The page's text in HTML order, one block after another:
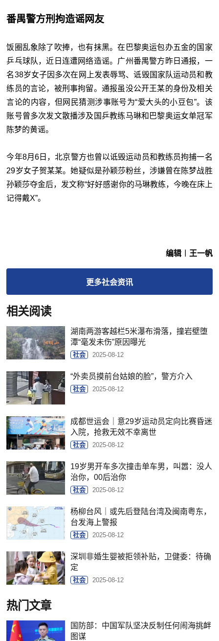
番禺警方刑拘造谣网友
饭圈乱象除了吹捧，也有抹黑。在巴黎奥运包办五金的国家
乒乓球队，近日连遭网络造谣。广州番禺警方昨日通报，一
名38岁女子因多次在网上发表辱骂、诋毁国家队运动员和教
练员的言论，被刑事拘留。通报虽没公开王某的身份及相关
言论的内容，但网民猜测涉事账号为“爱大头的小豆包”。该
账号曾多次发文散播涉及国乒教练马琳和巴黎奥运女单冠军
陈梦的黄谣。
今年8月6日，北京警方也曾以诋毁运动员和教练员拘捕一名
29岁女子贺某某。她疑似是孙颖莎粉丝，涉嫌曾在陈梦战胜
孙颖莎夺金后，发文称“好好感谢你的马琳教练，今晚在床上
记得戴X”。
编辑︱王一帆
更多社会资讯
相关阅读
湖南两游客越栏5米瀑布滑落，撞岩壁堕
潭“毫发未伤”原因曝光
社会 2025-08-12
“外卖员摸前台姑娘的脸”，警方介入
社会 2025-08-12
成都世运会｜意29岁运动员定向比赛昏迷
入院，抢救无效不幸离世
社会 2025-08-12
19岁男开车多次撞击单车男，叫嚣：没人
治你，00后治你
社会 2025-08-12
杨柳台风｜或先后登陆台湾及闽南粤东，
台发海上警报
社会 2025-08-12
深圳非婚生婴被拒领补贴，卫健委：待确
定
社会 2025-08-12
热门文章
国防部：中国军队坚决反制任何闹海挑衅
图谋